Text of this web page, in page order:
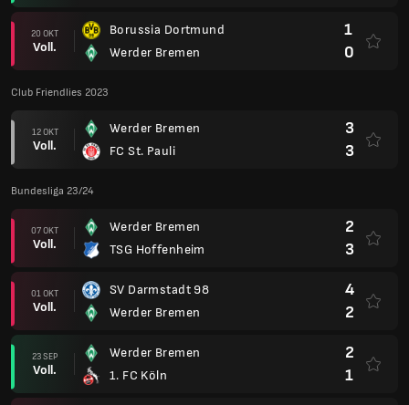
20 OKT
Voll.
Borussia Dortmund
Werder Bremen
1
0
Club Friendlies 2023
12 OKT
Voll.
Werder Bremen
FC St. Pauli
3
3
Bundesliga 23/24
07 OKT
Voll.
Werder Bremen
TSG Hoffenheim
2
3
01 OKT
Voll.
SV Darmstadt 98
Werder Bremen
4
2
23 SEP
Voll.
Werder Bremen
1. FC Köln
2
1